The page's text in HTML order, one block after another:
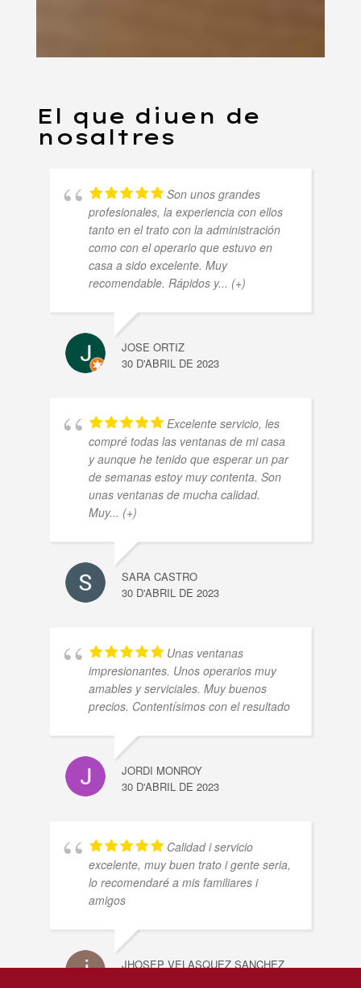
El que diuen de
nosaltres
Son unos grandes
profesionales, la experiencia con ellos
tanto en el trato con la administración
como con el operario que estuvo en
casa a sido excelente. Muy
recomendable. Rápidos y... (+)
JOSE ORTIZ
30 D'ABRIL DE 2023
Excelente servicio, les
compré todas las ventanas de mi casa
y aunque he tenido que esperar un par
de semanas estoy muy contenta. Son
unas ventanas de mucha calidad.
Muy... (+)
SARA CASTRO
30 D'ABRIL DE 2023
Unas ventanas
impresionantes. Unos operarios muy
amables y serviciales. Muy buenos
precios. Contentísimos con el resultado
JORDI MONROY
30 D'ABRIL DE 2023
Calidad i servicio
excelente, muy buen trato i gente seria,
lo recomendaré a mis familiares i
amigos
JHOSEP VELASQUEZ SANCHEZ